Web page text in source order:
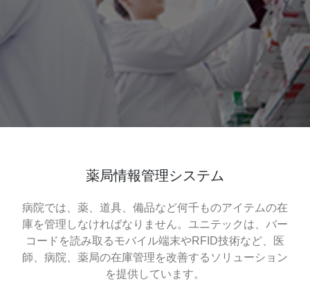
薬局情報管理システム
病院では、薬、道具、備品など何千ものアイテムの在
庫を管理しなければなりません。ユニテックは、バー
コードを読み取るモバイル端末やRFID技術など、医
師、病院、薬局の在庫管理を改善するソリューション
を提供しています。